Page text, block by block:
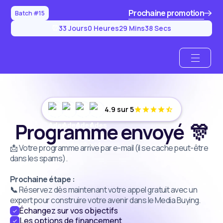
Batch #15 Prochaine promotion
33 Jours0 Heures29 Mins37Secs
4.9 sur 5
Programme envoyé 🎊
📩 Votre programme arrive par e-mail (il se cache peut-être
dans les spams).
Prochaine étape :
📞Réservez dès maintenant votre appel gratuit avec un
expert pour construire votre avenir dans le Media Buying.
Échangez sur vos objectifs
Les options de financement